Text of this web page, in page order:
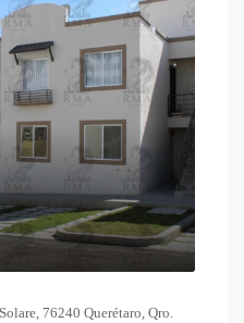
76240 Querétaro, Qro.